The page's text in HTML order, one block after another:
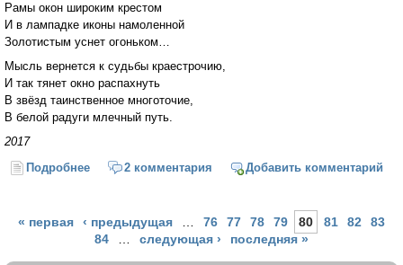
Рамы окон широким крестом
И в лампадке иконы намоленной
Золотистым уснет огоньком…
Мысль вернется к судьбы краестрочию,
И так тянет окно распахнуть
В звёзд таинственное многоточие,
В белой радуги млечный путь.
2017
Подробнее о Вечер в деревне
2 комментария Добавить комментарий
Страницы
« первая ‹ предыдущая 76 77 78 79 80 81 82
83
84
следующая › последняя »